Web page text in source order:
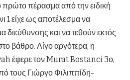
πρώτο πέρασμα από την ειδική
1 είχε ως αποτέλεσμα να
και να τεθούν εκτός
βάθρο. Λίγο αργότερα, η
έφερε τον Murat Bostanci 3ο,
τους Γιώργο Φιλιππίδη-